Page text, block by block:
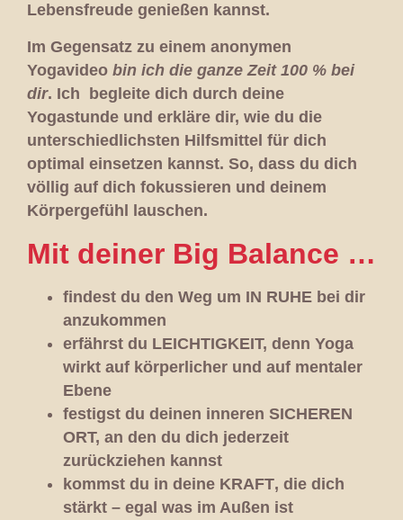
Lebensfreude genießen kannst.
Im Gegensatz zu einem anonymen
Yogavideo bin ich die ganze Zeit 100 % bei
dir. Ich begleite dich durch deine
Yogastunde und erkläre dir, wie du die
unterschiedlichsten Hilfsmittel für dich
optimal einsetzen kannst. So, dass du dich
völlig auf dich fokussieren und deinem
Körpergefühl lauschen.
Mit deiner Big Balance …
findest du den Weg um IN RUHE bei dir
anzukommen
erfährst du LEICHTIGKEIT, denn Yoga
wirkt auf körperlicher und auf mentaler
Ebene
festigst du deinen inneren SICHEREN
ORT, an den du dich jederzeit
zurückziehen kannst
kommst du in deine KRAFT, die dich
stärkt – egal was im Außen ist